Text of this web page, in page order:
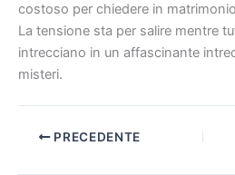
costoso per chiedere in matrimonio
La tensione sta per salire mentre
intrecciano in un affascinante
misteri.
PRECEDENTE